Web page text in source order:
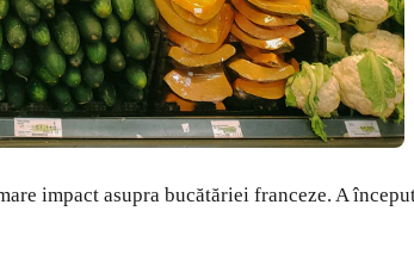
impact asupra bucătăriei franceze. A